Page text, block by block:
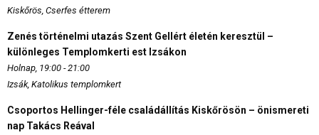
Kiskőrös, Cserfes étterem
Zenés történelmi utazás Szent Gellért életén keresztül –
különleges Templomkerti est Izsákon
Holnap, 19:00 - 21:00
Izsák, Katolikus templomkert
Csoportos Hellinger-féle családállítás Kiskőrösön – önismereti
nap Takács Reával